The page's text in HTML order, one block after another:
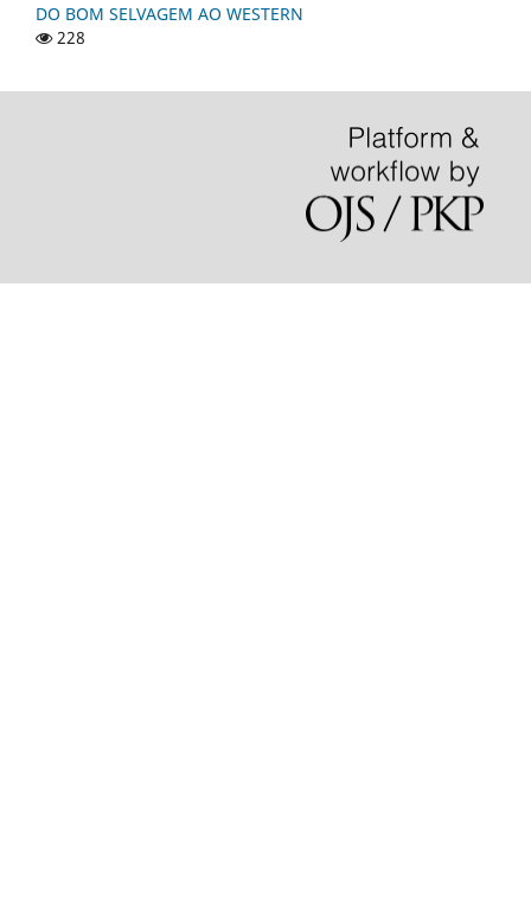
DO BOM SELVAGEM AO WESTERN
228